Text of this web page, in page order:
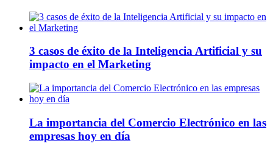
3 casos de éxito de la Inteligencia Artificial y su
impacto en el Marketing
La importancia del Comercio Electrónico en las
empresas hoy en día